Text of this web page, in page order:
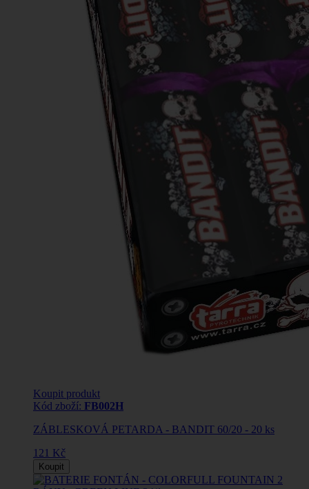
Koupit produkt
Kód zboží: FB002H
ZÁBLESKOVÁ PETARDA - BANDIT 60/20 - 20 ks
121 Kč
Koupit